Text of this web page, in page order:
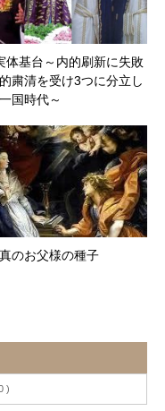
体基台～内的刷新に失敗
粛清を受け3つに分立し
国時代～
のお父様の種子
)